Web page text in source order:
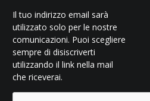
Il tuo indirizzo email sarà
utilizzato solo per le nostre
comunicazioni. Puoi scegliere
sempre di disiscriverti
utilizzando il link nella mail
che riceverai.